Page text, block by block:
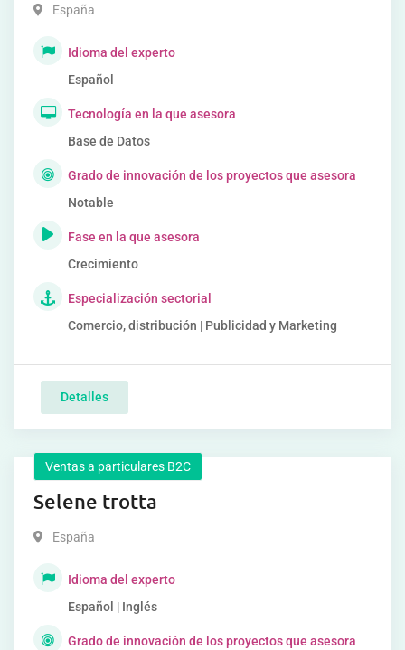
España
Idioma del experto
Español
Tecnología en la que asesora
Base de Datos
Grado de innovación de los proyectos que asesora
Notable
Fase en la que asesora
Crecimiento
Especialización sectorial
Comercio, distribución | Publicidad y Marketing
Detalles
Ventas a particulares B2C
Selene trotta
España
Idioma del experto
Español | Inglés
Grado de innovación de los proyectos que asesora